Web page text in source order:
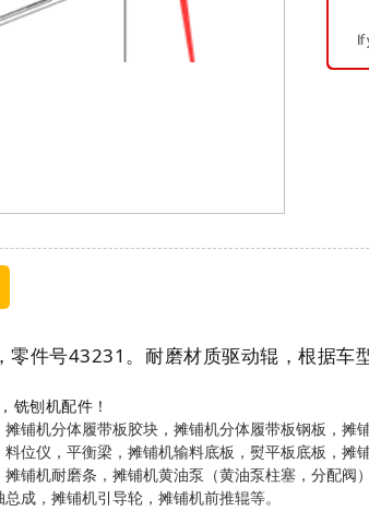
件号43231。耐磨材质驱动辊，根据车
铣刨机配件！
铺机分体履带板胶块，摊铺机分体履带板钢板，摊
位仪，平衡梁，摊铺机输料底板，熨平板底板，摊
铺机耐磨条，摊铺机黄油泵（黄油泵柱塞，分配阀
成，摊铺机引导轮，摊铺机前推辊等。